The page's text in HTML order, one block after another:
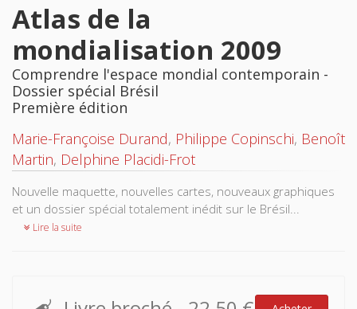
Atlas de la
mondialisation 2009
Comprendre l'espace mondial contemporain -
Dossier spécial Brésil
Première édition
Marie-Françoise Durand, Philippe Copinschi, Benoît
Martin, Delphine Placidi-Frot
Nouvelle maquette, nouvelles cartes, nouveaux graphiques
et un dossier spécial totalement inédit sur le Brésil...
Lire la suite